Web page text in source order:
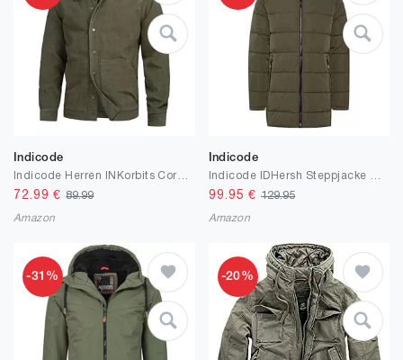
Indicode
Indicode Herren INKorbits Cordjacke mit Knopfleiste | Herrenjacke Übergangsjacke Hemd-Jacke für Männer
72.99 €89.99
Amazon
Indicode
99.95 € 129.95
Amazon
-31% -20%